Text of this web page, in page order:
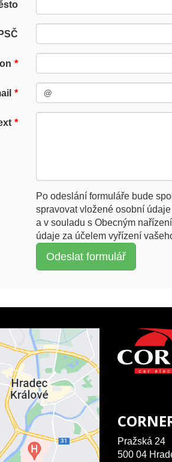
PSČ
Po odeslání formuláře bude
spravovat vložené osobní
a v souladu s Obecným
údaje za účelem vyřízení
Pražská 24
500 04